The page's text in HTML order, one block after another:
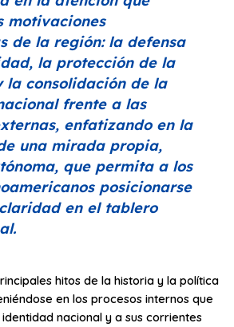
motivaciones
de la región: la defensa
la protección de la
la consolidación de la
frente a las
enfatizando en la
una mirada propia,
que permita a los
posicionarse
en el tablero
hitos de la historia y la política
en los procesos internos que
nacional y a sus corrientes